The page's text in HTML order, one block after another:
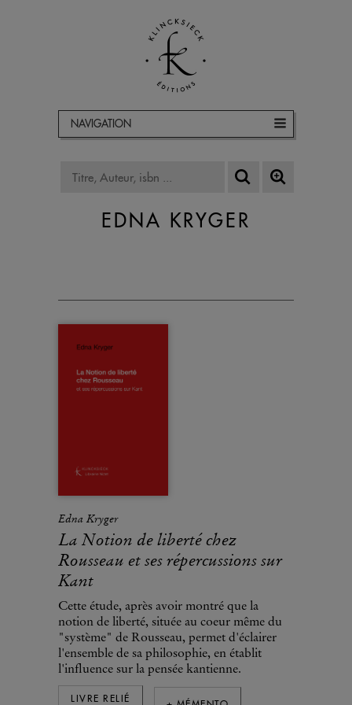
NAVIGATION
EDNA KRYGER
Edna Kryger
La Notion de liberté chez
Rousseau et ses répercussions sur
Kant
Cette étude, après avoir montré que la
notion de liberté, située au coeur même du
"système" de Rousseau, permet d'éclairer
l'ensemble de sa philosophie, en établit
l'influence sur la pensée kantienne.
LIVRE RELIÉ